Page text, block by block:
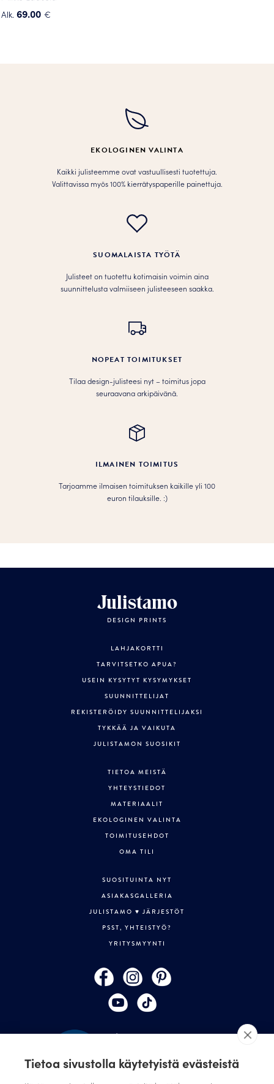
Alk. 69.00 €
EKOLOGINEN VALINTA
Kaikki julisteemme ovat vastuullisesti tuotettuja.
Valittavissa myös 100% kierrätyspaperille painettuja.
SUOMALAISTA TYÖTÄ
Julisteet on tuotettu kotimaisin voimin aina
suunnittelusta valmiiseen julisteeseen saakka.
NOPEAT TOIMITUKSET
Tilaa design-julisteesi nyt – toimitus jopa
seuraavana arkipäivänä.
ILMAINEN TOIMITUS
Tarjoamme ilmaisen toimituksen kaikille yli 100
euron tilauksille. :­­)
Julistamo
DESIGN PRINTS
LAHJAKORTTI
TARVITSETKO APUA?
USEIN KYSYTYT KYSYMYKSET
SUUNNITTELIJAT
REKISTERÖIDY SUUNNITTELIJAKSI
TYKKÄÄ JA VAIKUTA
JULISTAMON SUOSIKIT
TIETOA MEISTÄ
YHTEYSTIEDOT
MATERIAALIT
EKOLOGINEN VALINTA
TOIMITUSEHDOT
OMA TILI
SUOSITUINTA NYT
ASIAKASGALLERIA
JULISTAMO ♥ JÄRJESTÖT
PSST, YHTEISTYÖ?
YRITYSMYYNTI
Tietoa sivustolla käytetyistä evästeistä